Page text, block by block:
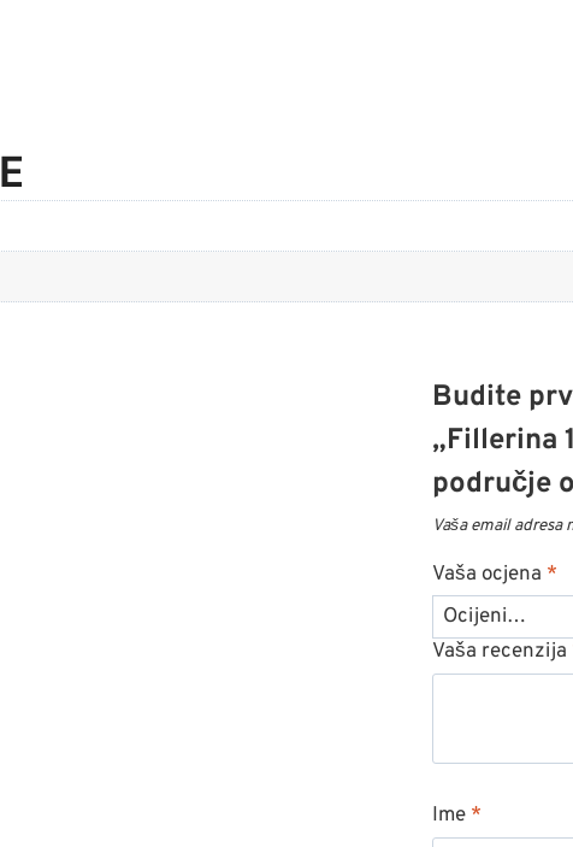
Budite
„Fillerina
područje
Vaša email adresa
Vaša ocjena *
Vaša recenzija
Ime *